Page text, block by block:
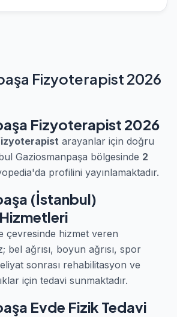
Fizyoterapist 2026
Fizyoterapist 2026
arayanlar için doğru
Gaziosmanpaşa bölgesinde 2
profilini yayınlamaktadır.
(İstanbul)
çevresinde hizmet veren
bel ağrısı, boyun ağrısı, spor
sonrası rehabilitasyon ve
için tedavi sunmaktadır.
Evde Fizik Tedavi